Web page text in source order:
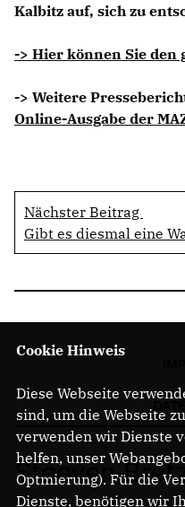
Kalbitz auf, sich zu
-> Hier können Sie den
-> Weitere
Online-Ausgabe der
Nächster Beitrag
Gibt es diesmal eine
Steeven
Cookie Hinweis
Diese Webseite
sind, um die Webseite
verwenden wir Dienste
helfen, unser
Optmierung). Für die
Dienste, benötigen wir